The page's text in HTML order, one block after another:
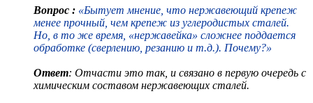
Вопрос : «Бытует мнение, что нержавеющий крепеж
менее прочный, чем крепеж из углеродистых сталей.
Но, в то же время, «нержавейка» сложнее поддается
обработке (сверлению, резанию и т.д.). Почему?»
Ответ: Отчасти это так, и связано в первую очередь с
химическим составом нержавеющих сталей.